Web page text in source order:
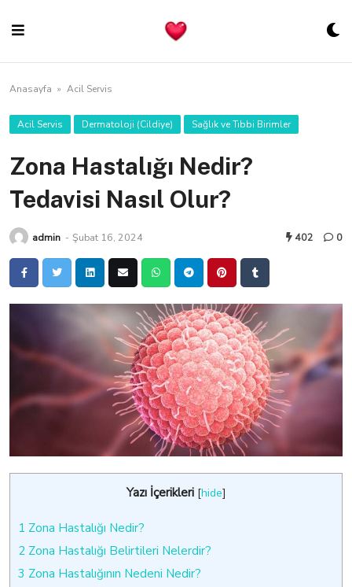
content
Anasayfa » Acil Servis
Acil Servis Dermatoloji (Cildiye) Sağlık ve Tıbbi Birimler
Zona Hastalığı Nedir?
Tedavisi Nasıl Olur?
admin - Şubat 16, 2024 402 0
Yazı İçerikleri [hide]
1 Zona Hastalığı Nedir?
2 Zona Hastalığı Belirtileri Nelerdir?
3 Zona Hastalığının Nedeni Nedir?